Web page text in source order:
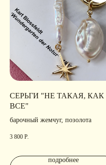
СЕРЬГИ "НЕ ТАКАЯ, КАК
ВСЕ"
барочный жемчуг, позолота
3 800 Р.
подробнее